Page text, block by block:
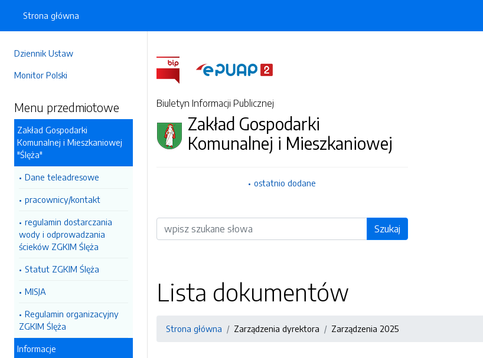
Dziennik Ustaw
Monitor Polski
Menu przedmiotowe
Zakład Gospodarki
Komunalnej i Mieszkaniowej
"Ślęża"
Dane teleadresowe
pracownicy/kontakt
regulamin dostarczania
wody i odprowadzania
ścieków ZGKIM Ślęża
Statut ZGKIM Ślęża
MISJA
Regulamin organizacyjny
ZGKIM Ślęża
Informacje
Strona główna
Biuletyn Informacji Publicznej
Zakład Gospodarki
Komunalnej i Mieszkaniowej
ostatnio dodane
Wyszukiwarka Szukaj
Lista dokumentów
Strona główna Zarządzenia dyrektora Zarządzenia 2025